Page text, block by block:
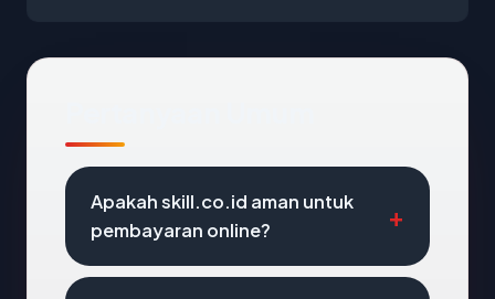
Apakah skill.co.id aman untuk
pembayaran online?